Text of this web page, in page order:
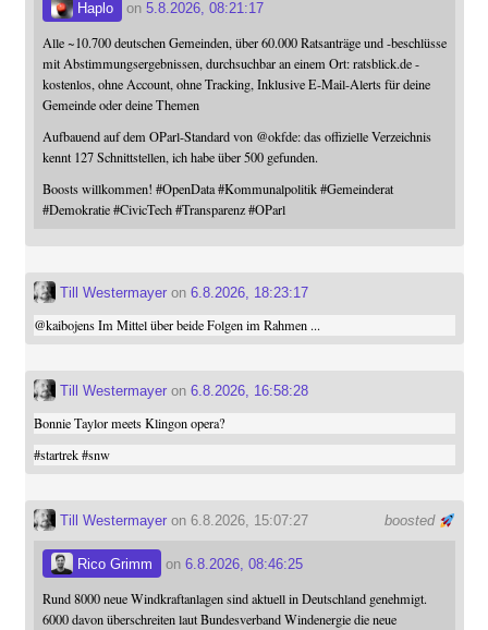
Haplo on 5.8.2026, 08:21:17
Alle ~10.700 deutschen Gemeinden, über 60.000 Ratsanträge und -beschlüsse
mit Abstimmungsergebnissen, durchsuchbar an einem Ort: ratsblick.de -
kostenlos, ohne Account, ohne Tracking, Inklusive E-Mail-Alerts für deine
Gemeinde oder deine Themen
Aufbauend auf dem OParl-Standard von @okfde: das offizielle Verzeichnis
kennt 127 Schnittstellen, ich habe über 500 gefunden.
Boosts willkommen! #OpenData #Kommunalpolitik #Gemeinderat
#Demokratie #CivicTech #Transparenz #OParl
Till Westermayeron 6.8.2026, 18:23:17
@kaibojensIm Mittel über beide Folgen im Rahmen ...
Till Westermayeron 6.8.2026, 16:58:28
Bonnie Taylor meets Klingon opera?
#startrek #snw
boosted
Till Westermayeron 6.8.2026, 15:07:27
Rico Grimm on 6.8.2026, 08:46:25
Rund 8000 neue Windkraftanlagen sind aktuell in Deutschland genehmigt.
6000 davon überschreiten laut Bundesverband Windenergie die neue